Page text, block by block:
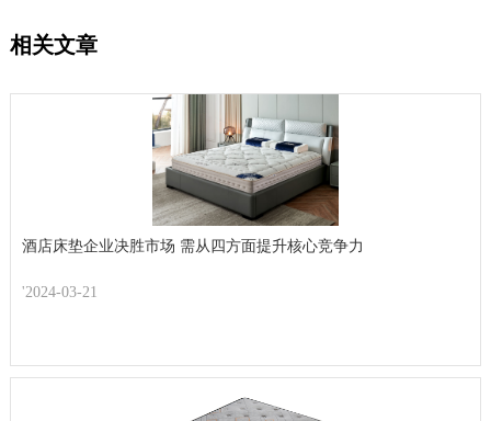
相关文章
酒店床垫企业决胜市场 需从四方面提升核心竞争力
'2024-03-21